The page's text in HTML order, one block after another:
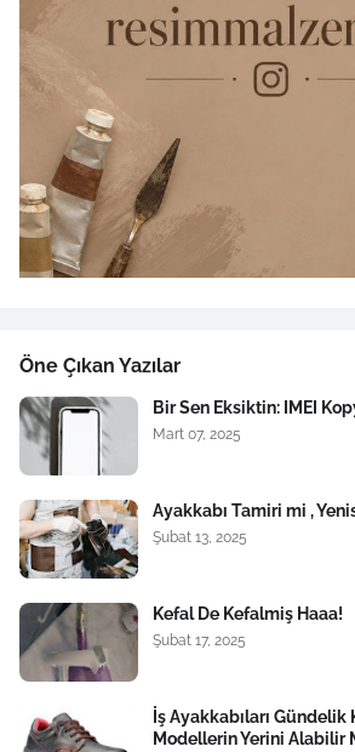
Öne Çıkan Yazılar
Bir Sen Eksiktin: IMEI
Mart 07, 2025
Ayakkabı Tamiri mi ,
Şubat 13, 2025
Kefal De Kefalmiş Haaa!
Şubat 17, 2025
İş Ayakkabıları
Modellerin Yerini Alabilir